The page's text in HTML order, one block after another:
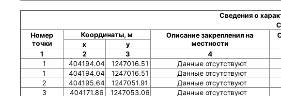
Сведения о
Номер
точки
Координаты, м
Описание закрепления на
местности
x
y
1
2 3 4
1
404194.04 1247016.51 Данные отсутствуют
1
404194.04 1247016.51 Данные отсутствуют
2
404195.64 1247051.91 Данные отсутствуют
3
404171.86 1247053.06 Данные отсутствуют